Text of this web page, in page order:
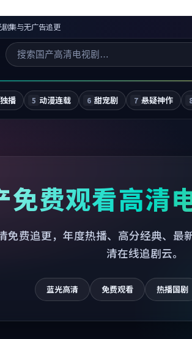
集与无广告追更
播 5 动漫连载 6 甜宠剧 7 悬疑神作
免费观看高清
免费追更，年度热播、高分经典、
清在线追剧云。
蓝光高清 免费观看 热播国剧